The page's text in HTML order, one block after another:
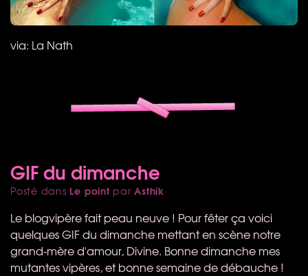
via: La Nath
GIF du dimanche
Posté dans Le point parAsthik
Le blogvipère fait peau neuve ! Pour fêter ça voici
quelquesGIFdu dimanche mettant en scène notre
grand-mère d'amour, Divine. Bonne dimanche mes
mutantes vipères, et bonne semaine de débauche !